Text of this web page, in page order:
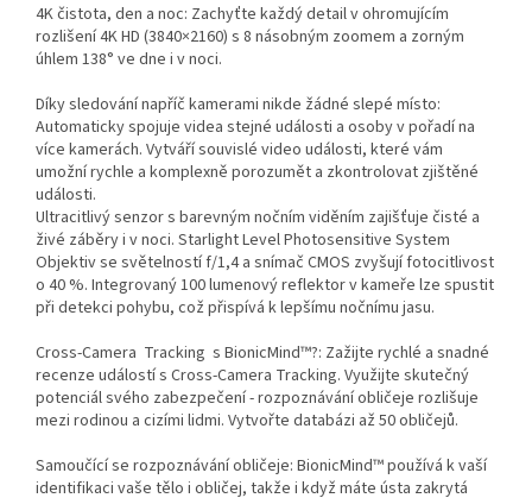
4K čistota, den a noc: Zachyťte každý detail v ohromujícím
rozlišení 4K HD (3840×2160) s 8 násobným zoomem a zorným
úhlem 138° ve dne i v noci.
Díky sledování napříč kamerami nikde žádné slepé místo:
Automaticky spojuje videa stejné události a osoby v pořadí na
více kamerách. Vytváří souvislé video události, které vám
umožní rychle a komplexně porozumět a zkontrolovat zjištěné
události.
Ultracitlivý senzor s barevným nočním viděním zajišťuje čisté a
živé záběry i v noci. Starlight Level Photosensitive System
Objektiv se světelností f/1,4 a snímač CMOS zvyšují fotocitlivost
o 40 %. Integrovaný 100 lumenový reflektor v kameře lze spustit
při detekci pohybu, což přispívá k lepšímu nočnímu jasu.
Cross-Camera Tracking s BionicMind™?: Zažijte rychlé a snadné
recenze událostí s Cross-Camera Tracking. Využijte skutečný
potenciál svého zabezpečení - rozpoznávání obličeje rozlišuje
mezi rodinou a cizími lidmi. Vytvořte databázi až 50 obličejů.
Samoučící se rozpoznávání obličeje: BionicMind™ používá k vaší
identifikaci vaše tělo i obličej, takže i když máte ústa zakrytá